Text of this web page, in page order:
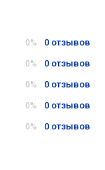
0% 0 отзывов
0% 0 отзывов
0% 0 отзывов
0% 0 отзывов
0% 0 отзывов